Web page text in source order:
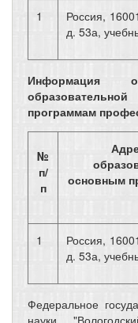
1
Россия,
д. 53а,
Информация
программам
№
п/
п
основным
1
Россия,
д. 53а,
Федеральное
науки